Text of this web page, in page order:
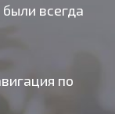
всегда
по